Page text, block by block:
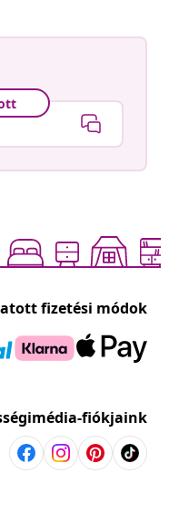
fizetési módok
fiókjaink